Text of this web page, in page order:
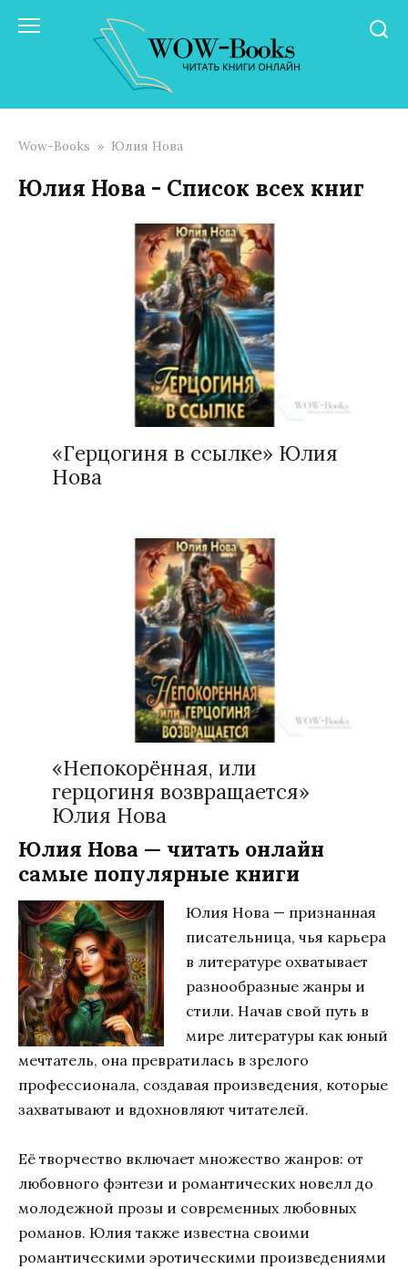
Wow-Books » Юлия Нова
Юлия Нова - Список всех книг
«Герцогиня в ссылке» Юлия
Нова
«Непокорённая, или
герцогиня возвращается»
Юлия Нова
Юлия Нова — читать онлайн
самые популярные книги
Юлия Нова — признанная
писательница, чья карьера
в литературе охватывает
разнообразные жанры и
стили. Начав свой путь в
мире литературы как юный
мечтатель, она превратилась в зрелого
профессионала, создавая произведения, которые
захватывают и вдохновляют читателей.
Её творчество включает множество жанров: от
любовного фэнтези и романтических новелл до
молодежной прозы и современных любовных
романов. Юлия также известна своими
романтическими эротическими произведениями